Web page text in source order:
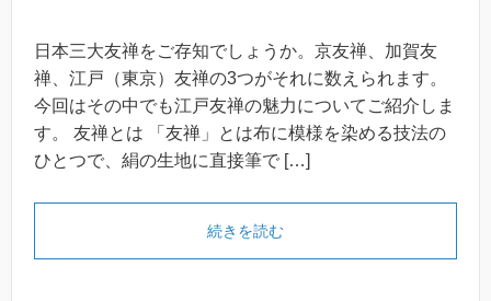
日本三大友禅をご存知でしょうか。京友禅、加賀友
禅、江戸（東京）友禅の3つがそれに数えられます。
今回はその中でも江戸友禅の魅力についてご紹介しま
す。 友禅とは 「友禅」とは布に模様を染める技法の
ひとつで、絹の生地に直接筆で […]
続きを読む